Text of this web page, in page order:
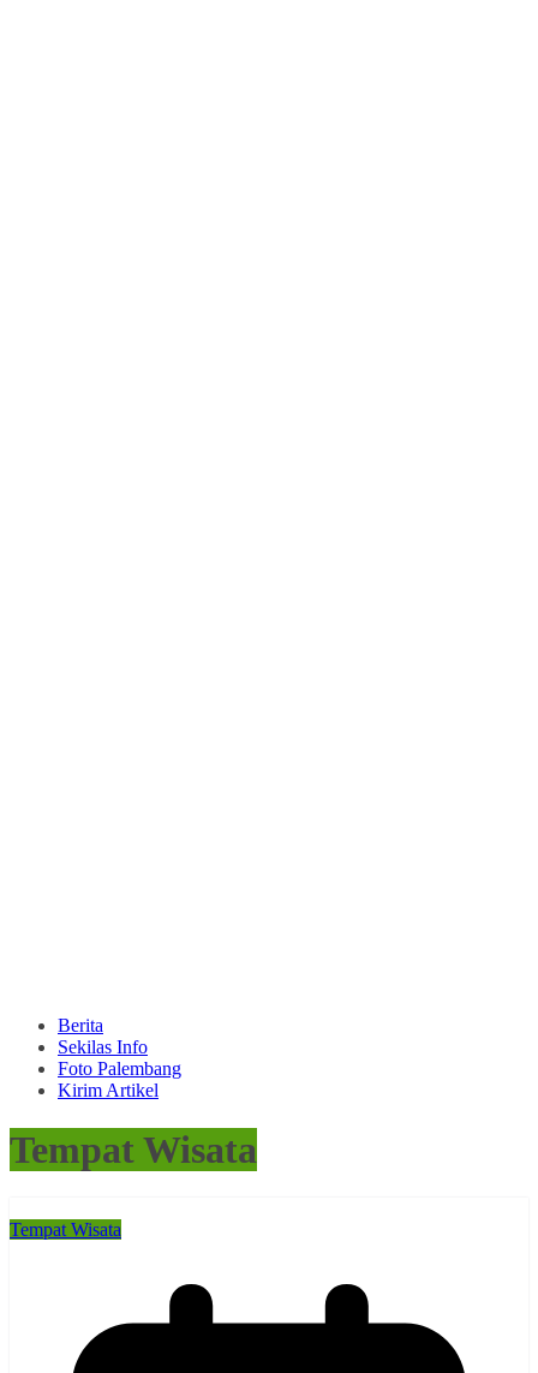
Berita
Sekilas Info
Foto Palembang
Kirim Artikel
Tempat Wisata
Tempat Wisata